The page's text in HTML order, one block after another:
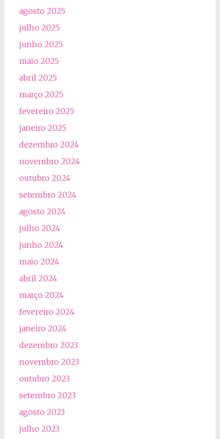
agosto 2025
julho 2025
junho 2025
maio 2025
abril 2025
março 2025
fevereiro 2025
janeiro 2025
dezembro 2024
novembro 2024
outubro 2024
setembro 2024
agosto 2024
julho 2024
junho 2024
maio 2024
abril 2024
março 2024
fevereiro 2024
janeiro 2024
dezembro 2023
novembro 2023
outubro 2023
setembro 2023
agosto 2023
julho 2023